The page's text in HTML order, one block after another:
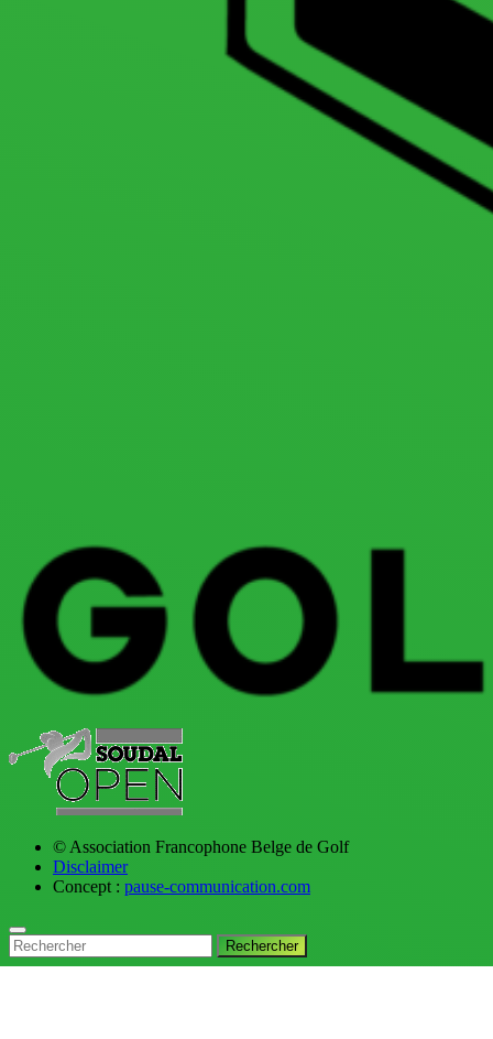
© Association Francophone Belge de Golf
Disclaimer
Concept : pause-communication.com
Rechercher